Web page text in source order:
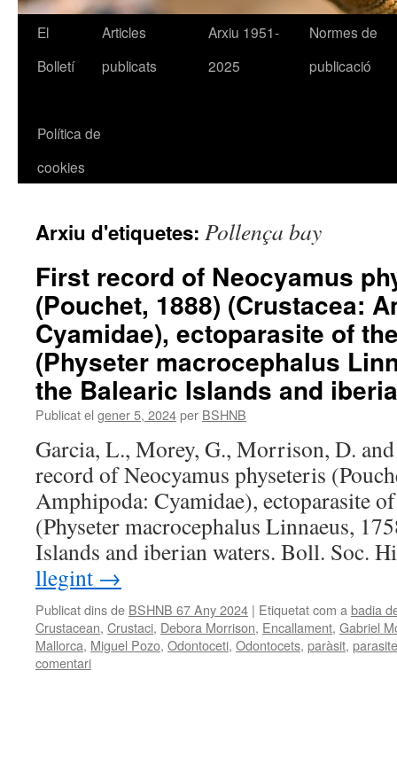
El
Bolletí
Articles
publicats
Arxiu 1951-
2025
Normes de
publicació
Política de
cookies
Arxiu d'etiquetes: Pollença bay
First record of Neocyamus
(Pouchet, 1888) (Crustacea:
Cyamidae), ectoparasite of
(Physeter macrocephalus
the Balearic Islands and
Publicat el gener 5, 2024per BSHNB
Garcia, L., Morey, G., Morrison, D.
record of Neocyamus physeteris
Amphipoda: Cyamidae), ectoparasite
(Physeter macrocephalus Linnaeus,
Islands and iberian waters. Boll. Soc.
llegint →
Publicat dins de BSHNB 67 Any 2024 | Etiquetat com a badia
Crustacean, Crustaci, Debora Morrison, Encallament, Gabriel
Mallorca, Miguel Pozo, Odontoceti, Odontocets, paràsit, parasite
comentari